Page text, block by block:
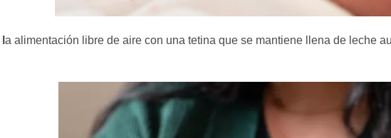
a alimentación libre de aire con una tetina que se mantiene llena de leche